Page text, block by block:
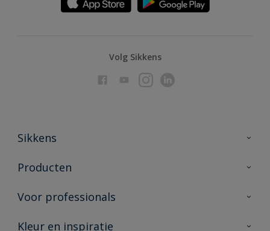
Volg Sikkens
Sikkens
Over Sikkens
Duurzaamheid
Producten
Producten voor binnen
Vind je verkooppunt
Voor professionals
Advies & service
Kleur en inspiratie